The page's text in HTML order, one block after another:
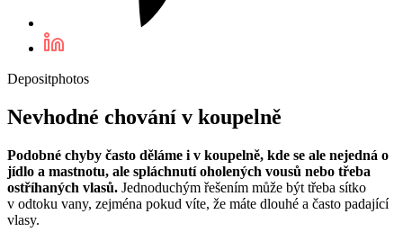
Depositphotos
Nevhodné chování v koupelně
Podobné chyby často děláme i v koupelně, kde se ale nejedná o
jídlo a mastnotu, ale spláchnutí oholených vousů nebo třeba
ostříhaných vlasů. Jednoduchým řešením může být třeba sítko
v odtoku vany, zejména pokud víte, že máte dlouhé a často padající
vlasy.